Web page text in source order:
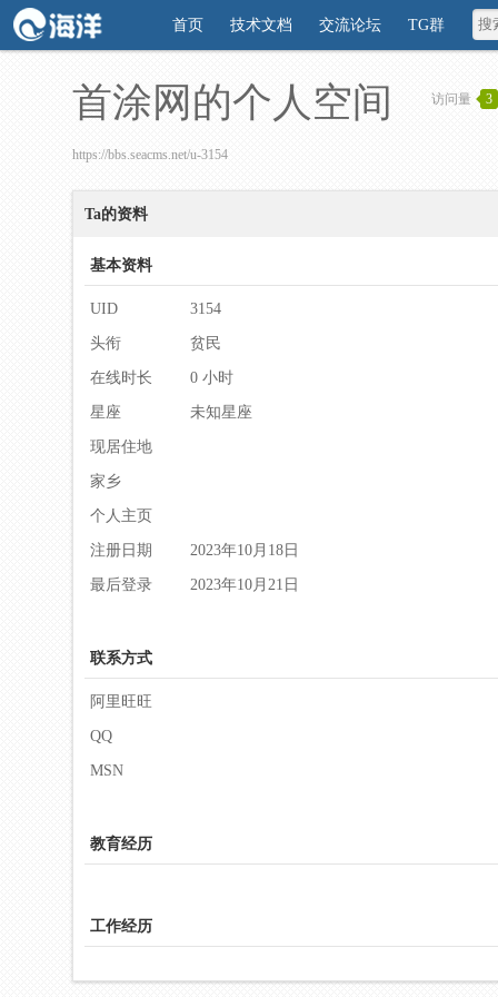
首页 技术文档 交流论坛 TG群
首涂网的个人空间 访问量 3
https://bbs.seacms.net/u-3154
Ta的资料
基本资料
UID 3154
头衔 贫民
在线时长 0 小时
星座 未知星座
现居住地
家乡
个人主页
注册日期 2023年10月18日
最后登录 2023年10月21日
联系方式
阿里旺旺
QQ
MSN
教育经历
工作经历